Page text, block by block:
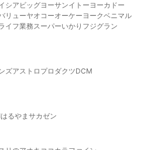
シア ビッグヨーサンイトーヨーカドー
リューヤオコーオーケー ヨークベニマル
イフ業務スーパーいかり フジグラン
ズアストロプロダクツDCM
はるやま サカゼン